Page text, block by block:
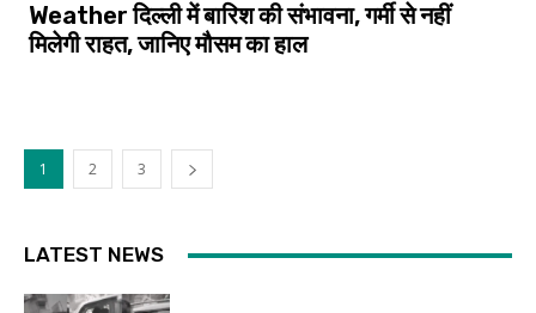
Weather दिल्ली में बारिश की संभावना, गर्मी से नहीं
मिलेगी राहत, जानिए मौसम का हाल
1 2 3
LATEST NEWS